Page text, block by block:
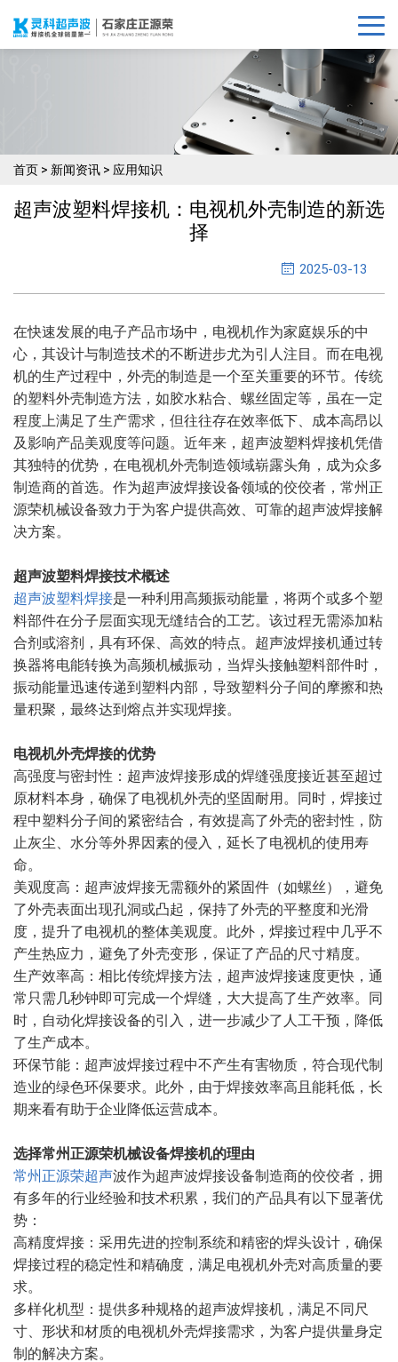
首页 > 新闻资讯 > 应用知识
超声波塑料焊接机：电视机外壳制造的新选
择
2025-03-13
在快速发展的电子产品市场中，电视机作为家庭娱乐的中
心，其设计与制造技术的不断进步尤为引人注目。而在电视
机的生产过程中，外壳的制造是一个至关重要的环节。传统
的塑料外壳制造方法，如胶水粘合、螺丝固定等，虽在一定
程度上满足了生产需求，但往往存在效率低下、成本高昂以
及影响产品美观度等问题。近年来，超声波塑料焊接机凭借
其独特的优势，在电视机外壳制造领域崭露头角，成为众多
制造商的首选。作为超声波焊接设备领域的佼佼者，常州正
源荣机械设备致力于为客户提供高效、可靠的超声波焊接解
决方案。
超声波塑料焊接技术概述
超声波塑料焊接是一种利用高频振动能量，将两个或多个塑
料部件在分子层面实现无缝结合的工艺。该过程无需添加粘
合剂或溶剂，具有环保、高效的特点。超声波焊接机通过转
换器将电能转换为高频机械振动，当焊头接触塑料部件时，
振动能量迅速传递到塑料内部，导致塑料分子间的摩擦和热
量积聚，最终达到熔点并实现焊接。
电视机外壳焊接的优势
高强度与密封性：超声波焊接形成的焊缝强度接近甚至超过
原材料本身，确保了电视机外壳的坚固耐用。同时，焊接过
程中塑料分子间的紧密结合，有效提高了外壳的密封性，防
止灰尘、水分等外界因素的侵入，延长了电视机的使用寿
命。
美观度高：超声波焊接无需额外的紧固件（如螺丝），避免
了外壳表面出现孔洞或凸起，保持了外壳的平整度和光滑
度，提升了电视机的整体美观度。此外，焊接过程中几乎不
产生热应力，避免了外壳变形，保证了产品的尺寸精度。
生产效率高：相比传统焊接方法，超声波焊接速度更快，通
常只需几秒钟即可完成一个焊缝，大大提高了生产效率。同
时，自动化焊接设备的引入，进一步减少了人工干预，降低
了生产成本。
环保节能：超声波焊接过程中不产生有害物质，符合现代制
造业的绿色环保要求。此外，由于焊接效率高且能耗低，长
期来看有助于企业降低运营成本。
选择常州正源荣机械设备焊接机的理由
常州正源荣超声波作为超声波焊接设备制造商的佼佼者，拥
有多年的行业经验和技术积累，我们的产品具有以下显著优
势：
高精度焊接：采用先进的控制系统和精密的焊头设计，确保
焊接过程的稳定性和精确度，满足电视机外壳对高质量的要
求。
多样化机型：提供多种规格的超声波焊接机，满足不同尺
寸、形状和材质的电视机外壳焊接需求，为客户提供量身定
制的解决方案。